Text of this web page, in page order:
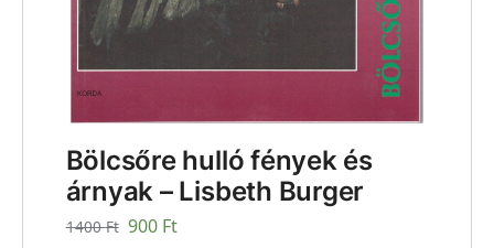
Bölcsőre hulló fények és
árnyak – Lisbeth Burger
1400Ft 900 Ft